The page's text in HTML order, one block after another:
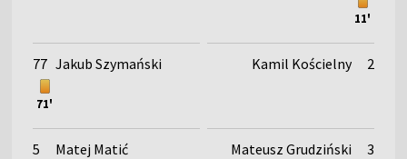
77 Jakub Szymański
71'
5 Matej Matić
11'
Kamil Kościelny 2
Mateusz Grudziński 3